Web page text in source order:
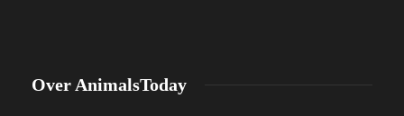
Over AnimalsToday